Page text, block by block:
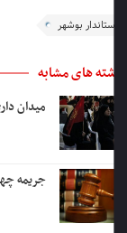
بوشهر
های مشابه
میدان
جریمه